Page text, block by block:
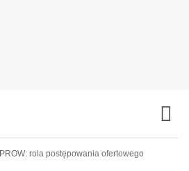
PROW: rola postępowania ofertowego